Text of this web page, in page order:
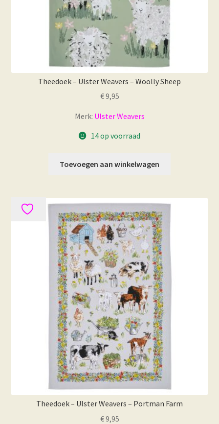
Theedoek – Ulster Weavers – Woolly Sheep
€9,95
Merk: Ulster Weavers
14 op voorraad
Toevoegen aan winkelwagen
Theedoek – Ulster Weavers – Portman Farm
€9,95